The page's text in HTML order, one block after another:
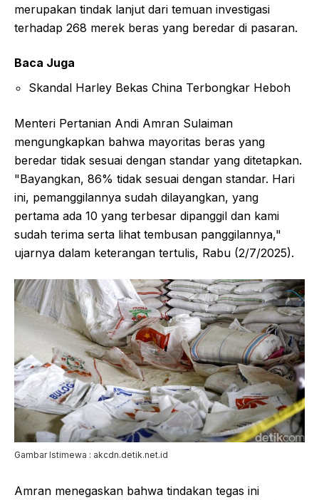
merupakan tindak lanjut dari temuan investigasi
terhadap 268 merek beras yang beredar di pasaran.
Baca Juga
Skandal Harley Bekas China Terbongkar Heboh
Menteri Pertanian Andi Amran Sulaiman
mengungkapkan bahwa mayoritas beras yang
beredar tidak sesuai dengan standar yang ditetapkan.
"Bayangkan, 86% tidak sesuai dengan standar. Hari
ini, pemanggilannya sudah dilayangkan, yang
pertama ada 10 yang terbesar dipanggil dan kami
sudah terima serta lihat tembusan panggilannya,"
ujarnya dalam keterangan tertulis, Rabu (2/7/2025).
Gambar Istimewa : akcdn.detik.net.id
Amran menegaskan bahwa tindakan tegas ini